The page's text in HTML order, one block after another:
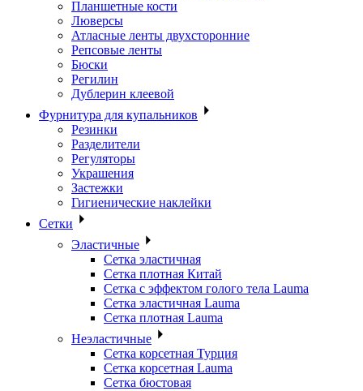
Планшетные кости
Люверсы
Атласные ленты двухсторонние
Репсовые ленты
Бюски
Регилин
Дублерин клеевой
Фурнитура для купальников
Резинки
Разделители
Регуляторы
Украшения
Застежки
Гигиенические наклейки
Сетки
Эластичные
Сетка эластичная
Сетка плотная Китай
Сетка с эффектом голого тела Lauma
Сетка эластичная Lauma
Сетка плотная Lauma
Неэластичные
Сетка корсетная Турция
Сетка корсетная Lauma
Сетка бюстовая